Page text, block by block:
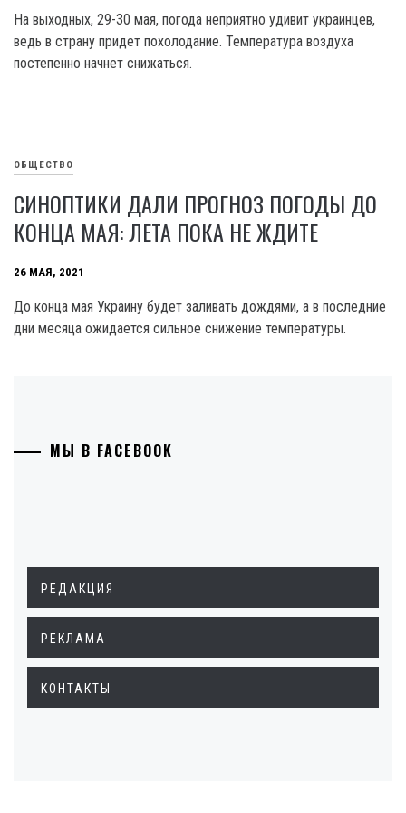
На выходных, 29-30 мая, погода неприятно удивит украинцев,
ведь в страну придет похолодание. Температура воздуха
постепенно начнет снижаться.
ОБЩЕСТВО
СИНОПТИКИ ДАЛИ ПРОГНОЗ ПОГОДЫ ДО
КОНЦА МАЯ: ЛЕТА ПОКА НЕ ЖДИТЕ
26 МАЯ, 2021
До конца мая Украину будет заливать дождями, а в последние
дни месяца ожидается сильное снижение температуры.
МЫ В FACEBOOK
РЕДАКЦИЯ
РЕКЛАМА
КОНТАКТЫ